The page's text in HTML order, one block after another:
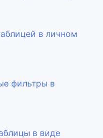
в личном
фильтры в
в виде